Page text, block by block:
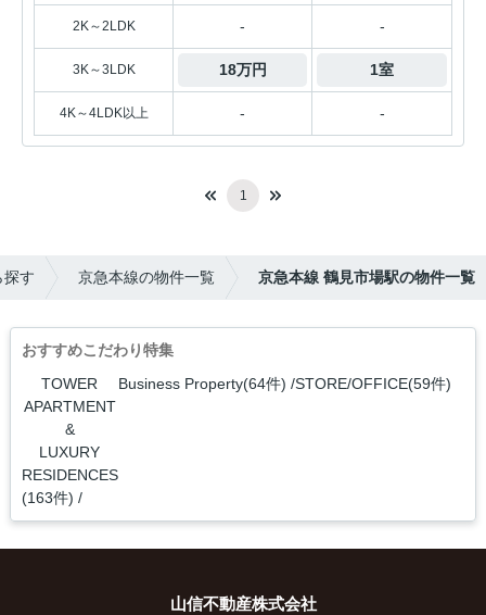
2K～2LDK - -
3K～3LDK 18万円 1室
4K～4LDK以上 - -
1
探す 京急本線の物件一覧 京急本線 鶴見市場駅の物件一覧
おすすめこだわり特集
TOWER
APARTMENT
&
LUXURY
RESIDENCES
(163件)
Business Property(64件) STORE/OFFICE(59件)
山信不動産株式会社